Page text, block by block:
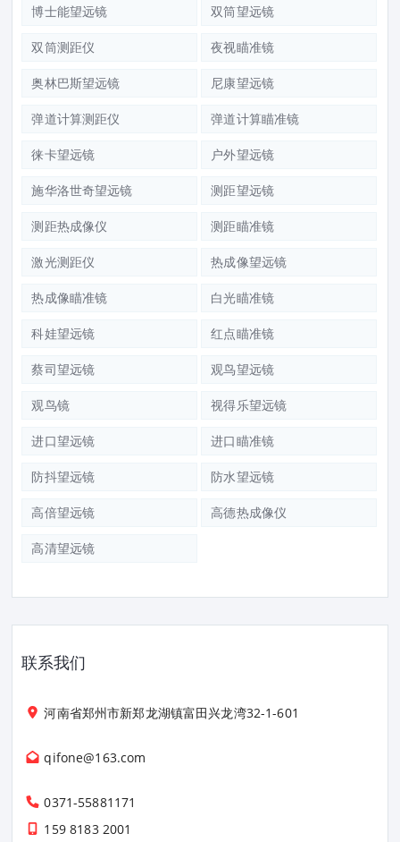
博士能望远镜 双筒望远镜
双筒测距仪 夜视瞄准镜
奥林巴斯望远镜 尼康望远镜
弹道计算测距仪 弹道计算瞄准镜
徕卡望远镜 户外望远镜
施华洛世奇望远镜 测距望远镜
测距热成像仪 测距瞄准镜
激光测距仪 热成像望远镜
热成像瞄准镜 白光瞄准镜
科娃望远镜 红点瞄准镜
蔡司望远镜 观鸟望远镜
观鸟镜 视得乐望远镜
进口望远镜 进口瞄准镜
防抖望远镜 防水望远镜
高倍望远镜 高德热成像仪
高清望远镜
联系我们
河南省郑州市新郑龙湖镇富田兴龙湾32-1-601
qifone@163.com
0371-55881171
159 8183 2001